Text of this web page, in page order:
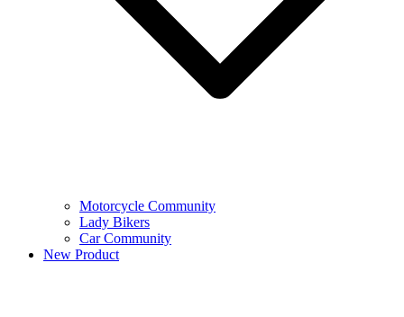
Motorcycle Community
Lady Bikers
Car Community
New Product